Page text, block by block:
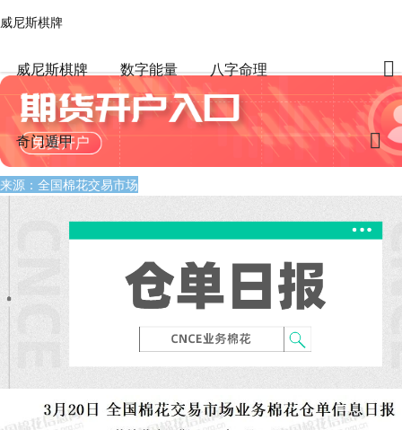
威尼斯棋牌
威尼斯棋牌 数字能量 八字命理
奇门遁甲
威尼斯棋牌
仓单日报 | cnce业务棉花信息（3.20）-威尼斯棋牌
来源：全国棉花交易市场